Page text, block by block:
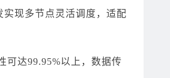
实现多节点灵活调度，适配
可达99.95%以上，数据传